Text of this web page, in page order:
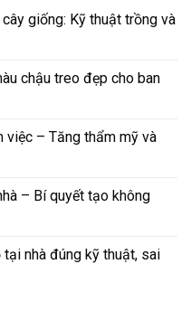
giống: Kỹ thuật trồng và
chậu treo đẹp cho ban
việc – Tăng thẩm mỹ và
– Bí quyết tạo không
nhà đúng kỹ thuật, sai